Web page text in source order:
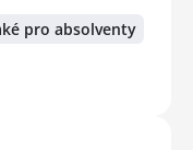
pro absolventy